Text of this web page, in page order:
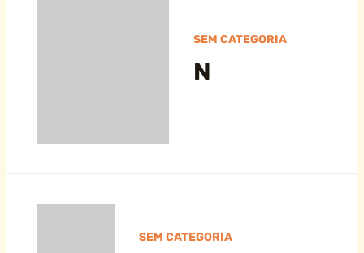
SEM CATEGORIA
N
SEM CATEGORIA